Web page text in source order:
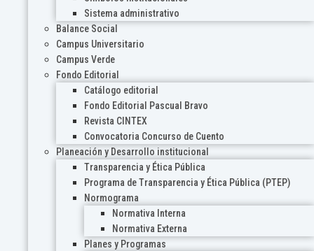
Sistema administrativo
Balance Social
Campus Universitario
Campus Verde
Fondo Editorial
Catálogo editorial
Fondo Editorial Pascual Bravo
Revista CINTEX
Convocatoria Concurso de Cuento
Planeación y Desarrollo institucional
Transparencia y Ética Pública
Programa de Transparencia y Ética Pública (PTEP)
Normograma
Normativa Interna
Normativa Externa
Planes y Programas